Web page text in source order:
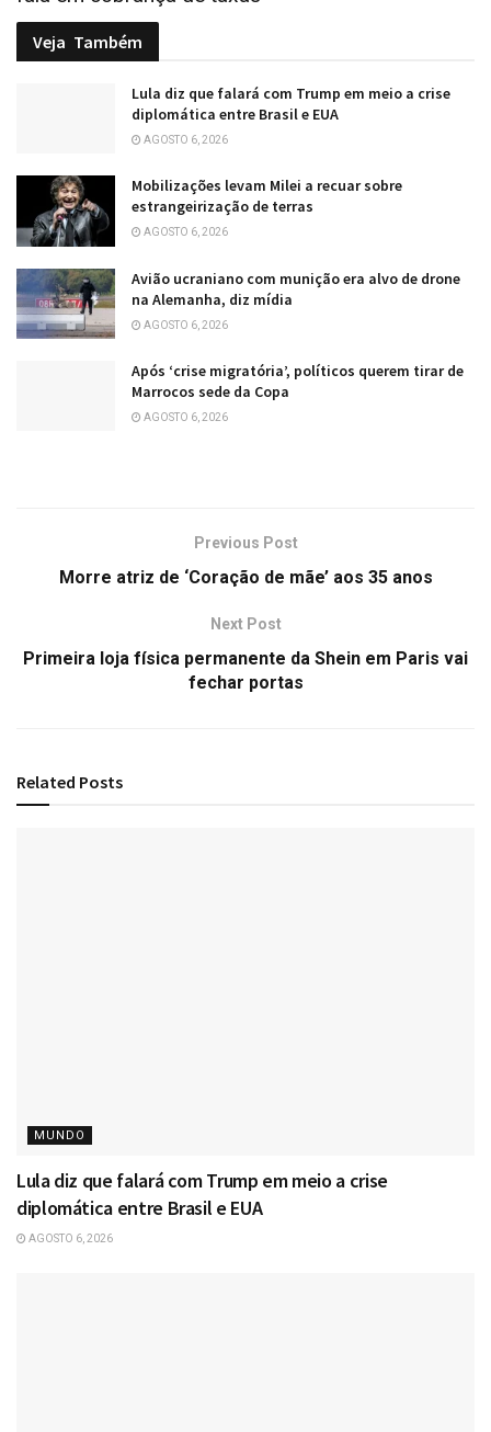
Veja Também
Lula diz que falará com Trump em meio a crise
diplomática entre Brasil e EUA
AGOSTO 6, 2026
Mobilizações levam Milei a recuar sobre
estrangeirização de terras
AGOSTO 6, 2026
Avião ucraniano com munição era alvo de drone
na Alemanha, diz mídia
AGOSTO 6, 2026
Após ‘crise migratória’, políticos querem tirar de
Marrocos sede da Copa
AGOSTO 6, 2026
Previous Post
Morre atriz de ‘Coração de mãe’ aos 35 anos
Next Post
Primeira loja física permanente da Shein em Paris vai
fechar portas
Related Posts
MUNDO
Lula diz que falará com Trump em meio a crise
diplomática entre Brasil e EUA
AGOSTO 6, 2026